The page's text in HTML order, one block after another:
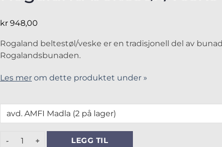
kr 948,00
Rogaland beltestøl/veske er en tradisjonell del av
Rogalandsbunaden.
Les mer om dette produktet under »
Rogaland beltestøl/veske antall
LEGG TIL